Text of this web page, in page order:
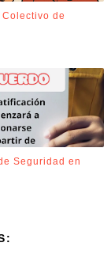
de
Seguridad en